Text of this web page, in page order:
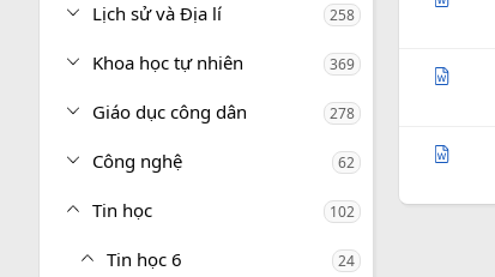
Lịch sử và Địa lí 258
Khoa học tự nhiên 369
Giáo dục công dân 278
Công nghệ 62
Tin học 102
Tin học 6 24